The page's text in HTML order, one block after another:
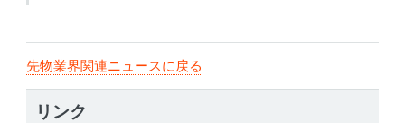
先物業界関連ニュースに戻る
リンク